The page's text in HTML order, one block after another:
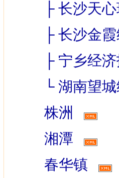
├ 长沙天
├ 长沙金
├ 宁乡经
└ 湖南望
株洲
湘潭
春华镇